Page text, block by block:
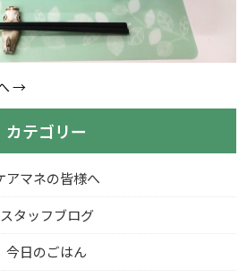
→
カテゴリー
アマネの皆様へ
スタッフブログ
今日のごはん